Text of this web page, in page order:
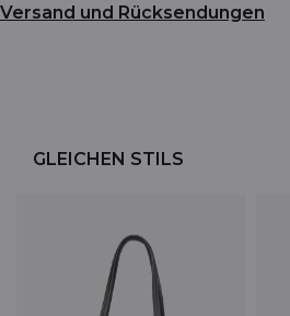
Versand und Rücksendungen
GLEICHEN STILS